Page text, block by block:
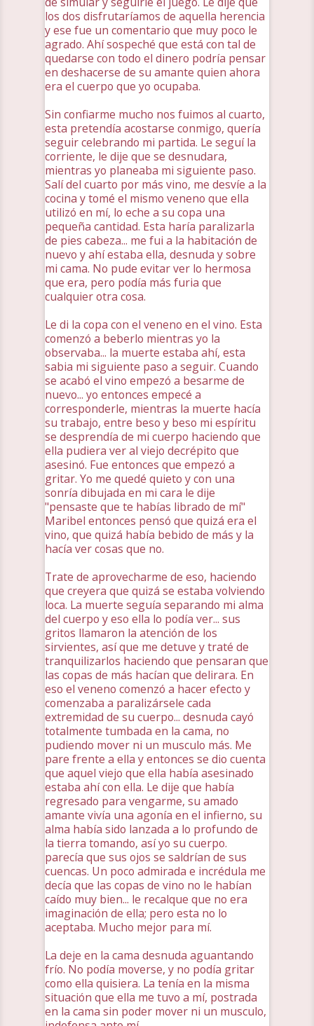
los dos disfrutaríamos de aquella herencia
y ese fue un comentario que muy poco le
agrado. Ahí sospeché que está con tal de
quedarse con todo el dinero podría pensar
en deshacerse de su amante quien ahora
era el cuerpo que yo ocupaba.
Sin confiarme mucho nos fuimos al cuarto,
esta pretendía acostarse conmigo, quería
seguir celebrando mi partida. Le seguí la
corriente, le dije que se desnudara,
mientras yo planeaba mi siguiente paso.
Salí del cuarto por más vino, me desvíe a la
cocina y tomé el mismo veneno que ella
utilizó en mí, lo eche a su copa una
pequeña cantidad. Esta haría paralizarla
de pies cabeza... me fui a la habitación de
nuevo y ahí estaba ella, desnuda y sobre
mi cama. No pude evitar ver lo hermosa
que era, pero podía más furia que
cualquier otra cosa.
Le di la copa con el veneno en el vino. Esta
comenzó a beberlo mientras yo la
observaba... la muerte estaba ahí, esta
sabia mi siguiente paso a seguir. Cuando
se acabó el vino empezó a besarme de
nuevo... yo entonces empecé a
corresponderle, mientras la muerte hacía
su trabajo, entre beso y beso mi espíritu
se desprendía de mi cuerpo haciendo que
ella pudiera ver al viejo decrépito que
asesinó. Fue entonces que empezó a
gritar. Yo me quedé quieto y con una
sonría dibujada en mi cara le dije
"pensaste que te habías librado de mí"
Maribel entonces pensó que quizá era el
vino, que quizá había bebido de más y la
hacía ver cosas que no.
Trate de aprovecharme de eso, haciendo
que creyera que quizá se estaba volviendo
loca. La muerte seguía separando mi alma
del cuerpo y eso ella lo podía ver... sus
gritos llamaron la atención de los
sirvientes, así que me detuve y traté de
tranquilizarlos haciendo que pensaran que
las copas de más hacían que delirara. En
eso el veneno comenzó a hacer efecto y
comenzaba a paralizársele cada
extremidad de su cuerpo... desnuda cayó
totalmente tumbada en la cama, no
pudiendo mover ni un musculo más. Me
pare frente a ella y entonces se dio cuenta
que aquel viejo que ella había asesinado
estaba ahí con ella. Le dije que había
regresado para vengarme, su amado
amante vivía una agonía en el infierno, su
alma había sido lanzada a lo profundo de
la tierra tomando, así yo su cuerpo.
parecía que sus ojos se saldrían de sus
cuencas. Un poco admirada e incrédula me
decía que las copas de vino no le habían
caído muy bien... le recalque que no era
imaginación de ella; pero esta no lo
aceptaba. Mucho mejor para mí.
La deje en la cama desnuda aguantando
frío. No podía moverse, y no podía gritar
como ella quisiera. La tenía en la misma
situación que ella me tuvo a mí, postrada
en la cama sin poder mover ni un musculo,